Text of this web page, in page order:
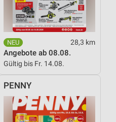
28,3 km
Angebote ab 08.08.
Gültig bis Fr. 14.08.
PENNY
Informationen
zur Auswahl von